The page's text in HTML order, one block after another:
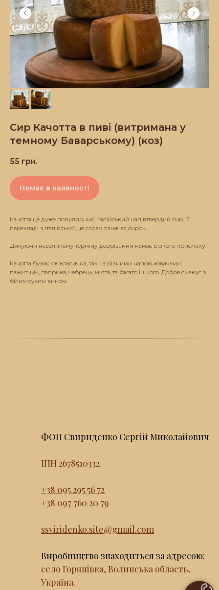
Сир Качотта в пиві (витримана у
темному Баварському) (коз)
55 грн.
Немає в наявності
Качотта це дуже популярний італійський напівтвердий сир. В
перекладі з італійської, це слово означає сирок.
Дякуючи невеликому терміну дозрівання немає різкого присмаку.
Качотта буває як класична, так і з різними наповнювачами:
пажитник, паприка, чебрець, м'ята, та багато іншого. Добре смакує з
білим сухим вином.
ФОП Свириденко Сергій Миколайович
ІПН 2678510332
+38 095 295 56 72
+38 097 760 20 79
ssviridenko.site@gmail.com
Виробництво знаходиться за адресою:
село Горянівка, Волинська область,
Україна.